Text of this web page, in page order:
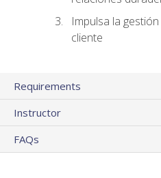
Impulsa la
cliente
Requirements
Instructor
FAQs